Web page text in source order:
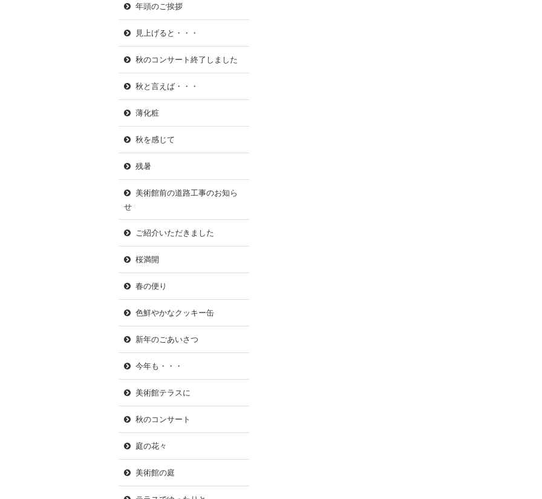
年頭のご挨拶
見上げると・・・
秋のコンサート終了しました
秋と言えば・・・
薄化粧
秋を感じて
残暑
美術館前の道路工事のお知ら
せ
ご紹介いただきました
桜満開
春の便り
色鮮やかなクッキー缶
新年のごあいさつ
今年も・・・
美術館テラスに
秋のコンサート
庭の花々
美術館の庭